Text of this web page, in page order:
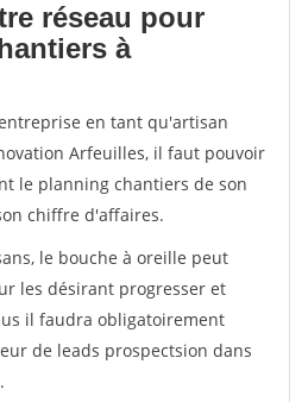
réseau pour
à
en tant qu'artisan
Arfeuilles, il faut pouvoir
le planning chantiers de son
chiffre d'affaires.
le bouche à oreille peut
les désirant progresser et
il faudra obligatoirement
de leads prospectsion dans